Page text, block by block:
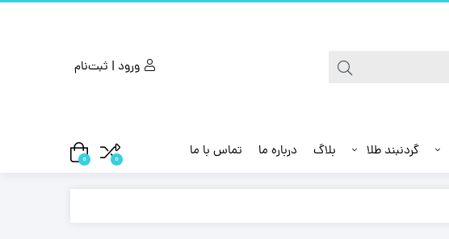
ورود | ثبت‌نام
گردنبند طلا بلاگ درباره ما تماس با ما 0
0